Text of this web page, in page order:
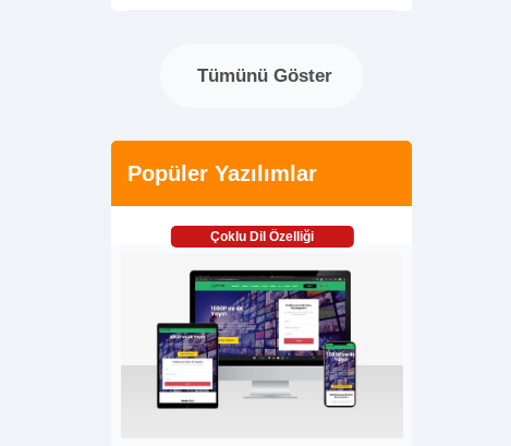
Tümünü Göster
Popüler Yazılımlar
Çoklu Dil Özelliği